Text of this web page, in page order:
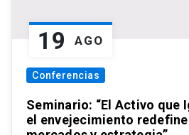
19 AGO
Conferencias
Seminario: “El Activo que
el envejecimiento